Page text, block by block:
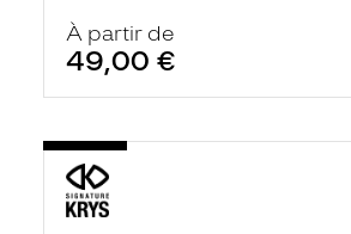
À partir de
49,00 €